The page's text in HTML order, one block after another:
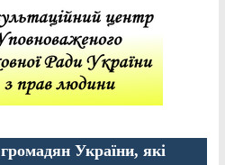
України, які